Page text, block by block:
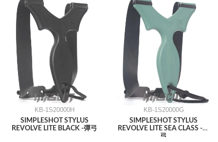
KB-1S20000H
SIMPLESHOT STYLUS
REVOLVE LITE BLACK -彈弓
KB-1S20000G
SIMPLESHOT STYLUS
REVOLVE LITE SEA CLASS -彈
弓